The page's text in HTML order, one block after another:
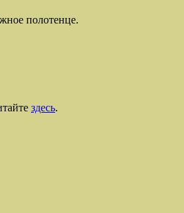
полотенце.
здесь.